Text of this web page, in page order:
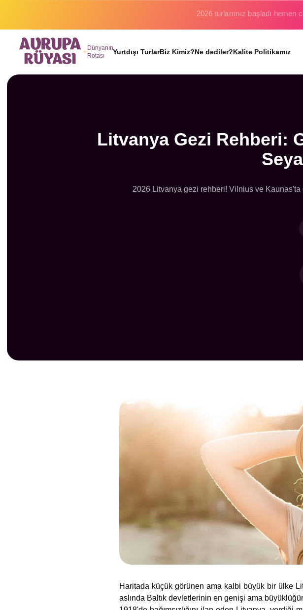
Binlerce gezginin hayali gerçek
Dünyanın
Rotası
Yurtdışı TurlarBiz Kimiz?Ne dediler?Kalite Politikamız
Litvanya Gezi Rehberi:
2026 Litvanya gezi rehberi! Vilnius ve
Haritada küçük görünen ama kalbi büyük bir ülke
aslında Baltık devletlerinin en genişi ama